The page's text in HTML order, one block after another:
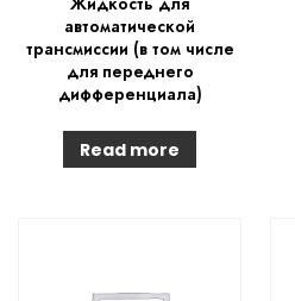
автоматической
трансмиссии (в том числе
для переднего
дифференциала)
Read more